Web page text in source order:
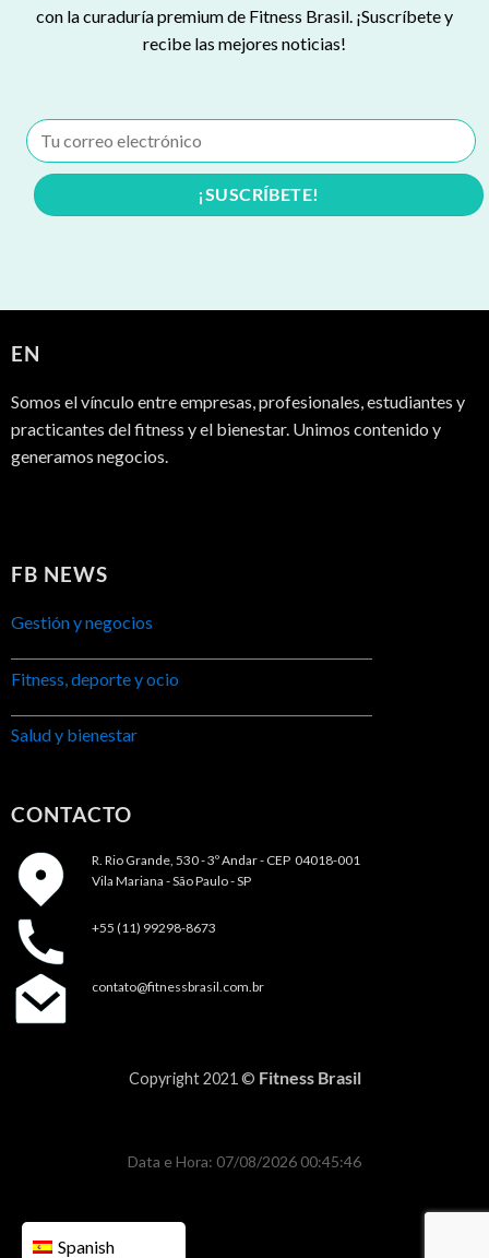
con la curaduría premium de Fitness Brasil. ¡Suscríbete y
recibe las mejores noticias!
EN
Somos el vínculo entre empresas, profesionales, estudiantes y
practicantes del fitness y el bienestar. Unimos contenido y
generamos negocios.
FB NEWS
Gestión y negocios
Fitness, deporte y ocio
Salud y bienestar
CONTACTO
R. Rio Grande, 530 - 3º Andar - CEP 04018-001
Vila Mariana - São Paulo - SP
+55 (11) 99298-8673
contato@fitnessbrasil.com.br
Copyright 2021 © Fitness Brasil
Data e Hora: 07/08/2026 00:45:46
Spanish